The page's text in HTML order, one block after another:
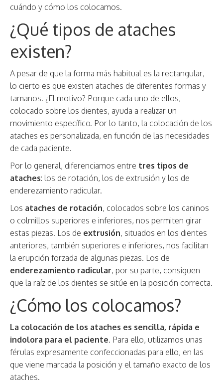
cuándo y cómo los colocamos.
¿Qué tipos de ataches
existen?
A pesar de que la forma más habitual es la rectangular,
lo cierto es que existen ataches de diferentes formas y
tamaños. ¿El motivo? Porque cada uno de ellos,
colocado sobre los dientes, ayuda a realizar un
movimiento específico. Por lo tanto, la colocación de los
ataches es personalizada, en función de las necesidades
de cada paciente.
Por lo general, diferenciamos entre tres tipos de
ataches: los de rotación, los de extrusión y los de
enderezamiento radicular.
Los ataches de rotación, colocados sobre los caninos
o colmillos superiores e inferiores, nos permiten girar
estas piezas. Los de extrusión, situados en los dientes
anteriores, también superiores e inferiores, nos facilitan
la erupción forzada de algunas piezas. Los de
enderezamiento radicular, por su parte, consiguen
que la raíz de los dientes se sitúe en la posición correcta.
¿Cómo los colocamos?
La colocación de los ataches es sencilla, rápida e
indolora para el paciente. Para ello, utilizamos unas
férulas expresamente confeccionadas para ello, en las
que viene marcada la posición y el tamaño exacto de los
ataches.